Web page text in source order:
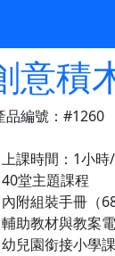
意積
品編號：#1260
課時間：1小時
堂主題課程
附組裝手冊（68
助教材與教案
兒園銜接小學